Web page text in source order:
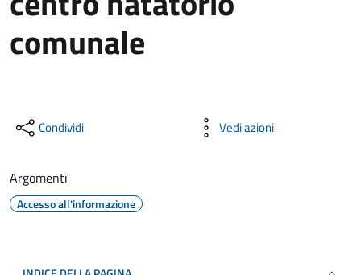
comunale
Condividi Vedi azioni
Argomenti
Accesso all'informazione